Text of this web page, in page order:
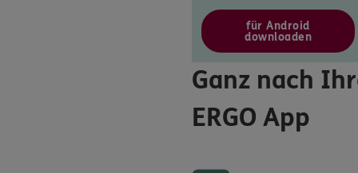
für Android
downloaden
Ganz nach
ERGO App